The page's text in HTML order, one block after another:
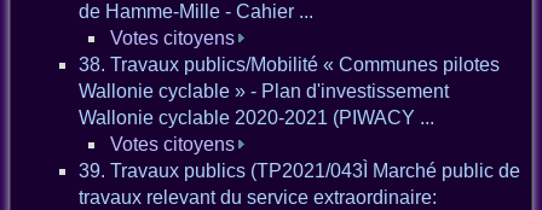
de Hamme-Mille - Cahier ...
Votes citoyens
38. Travaux publics/Mobilité « Communes pilotes
Wallonie cyclable » - Plan d'investissement
Wallonie cyclable 2020-2021 (PIWACY ...
Votes citoyens
39. Travaux publics (TP2021/043Ì Marché public de
travaux relevant du service extraordinaire: